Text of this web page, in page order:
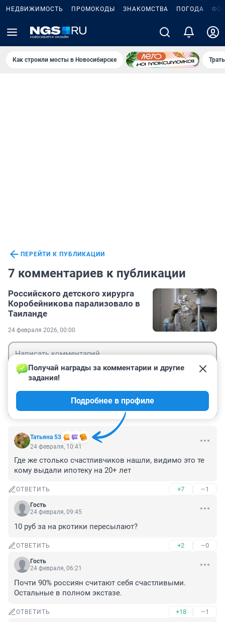
НЕДВИЖИМОСТЬ ПРОМОКОДЫ ЗНАКОМСТВА ПОГОДА
Как строили мосты в Новосибирске
ПЕРЕЙТИ К ПУБЛИКАЦИИ
7 комментариев к публикации
Российского детского хирурга
Коробейникова парализовало в
Таиланде
24 февраля 2026, 00:00
Татьяна 53
Получай награды за комментарии и другие
задания!
Подробнее в профиле
24 февраля, 10:41
Где же столько счастливчиков нашли, видимо это те
кому выдали ипотеку на 20+ лет
ОТВЕТИТЬ +7 –1
Гость
24 февраля, 09:45
10 руб за на ркотики пересылают?
ОТВЕТИТЬ +2 –0
Гость
24 февраля, 06:21
Почти 90% россиян считают себя счастливыми.
Остальные в полном экстазе.
ОТВЕТИТЬ +18 –1